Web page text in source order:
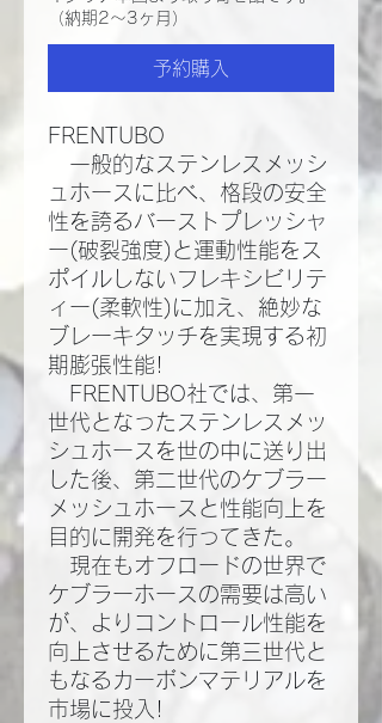
（納期2～3ヶ月）
予約購入
FRENTUBO
一般的なステンレスメッシ
ュホースに比べ、格段の安全
性を誇るバーストプレッシャ
ー(破裂強度)と運動性能をス
ポイルしないフレキシビリテ
ィー(柔軟性)に加え、絶妙な
ブレーキタッチを実現する初
期膨張性能!​
FRENTUBO社では、第一
世代となったステンレスメッ
シュホースを世の中に送り出
した後、第二世代のケブラー
メッシュホースと性能向上を
目的に開発を行ってきた。​
現在もオフロードの世界で
ケブラーホースの需要は高い
が、よりコントロール性能を
向上させるために第三世代と
もなるカーボンマテリアルを
市場に投入!​